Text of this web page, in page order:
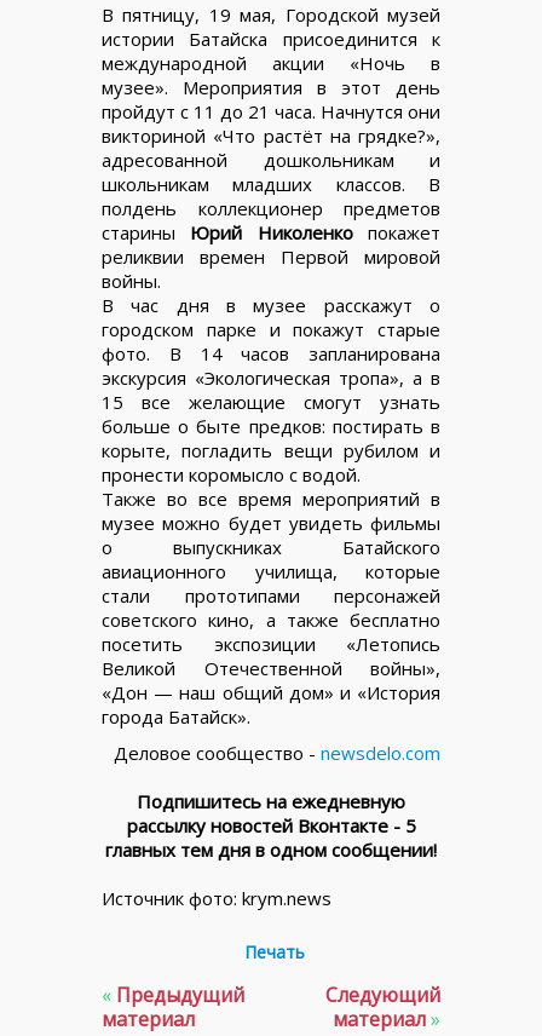
В пятницу, 19 мая, Городской музей
истории Батайска присоединится к
международной акции «Ночь в
музее». Мероприятия в этот день
пройдут с 11 до 21 часа. Начнутся они
викториной «Что растёт на грядке?»,
адресованной дошкольникам и
школьникам младших классов. В
полдень коллекционер предметов
старины Юрий Николенкопокажет
реликвии времен Первой мировой
войны.
В час дня в музее расскажут о
городском парке и покажут старые
фото. В 14 часов запланирована
экскурсия «Экологическая тропа», а в
15 все желающие смогут узнать
больше о быте предков: постирать в
корыте, погладить вещи рубилом и
пронести коромысло с водой.
Также во все время мероприятий в
музее можно будет увидеть фильмы
о выпускниках Батайского
авиационного училища, которые
стали прототипами персонажей
советского кино, а также бесплатно
посетить экспозиции «Летопись
Великой Отечественной войны»,
«Дон — наш общий дом» и «История
города Батайск».
Деловое сообщество - newsdelo.com
Подпишитесь на ежедневную
рассылку новостей Вконтакте - 5
главных тем дня в одном сообщении!
Источник фото: krym.news
Печать
« Предыдущий
материал
Следующий
материал»